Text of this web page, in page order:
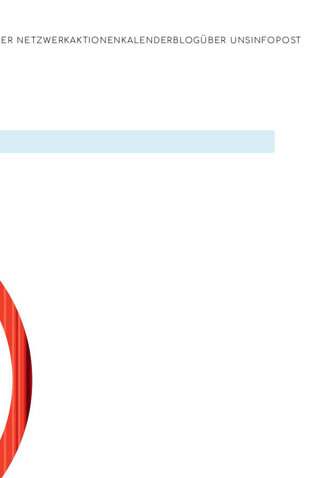
NETZWERKAKTIONEN KALENDER BLOGÜBER UNS INFOPOST